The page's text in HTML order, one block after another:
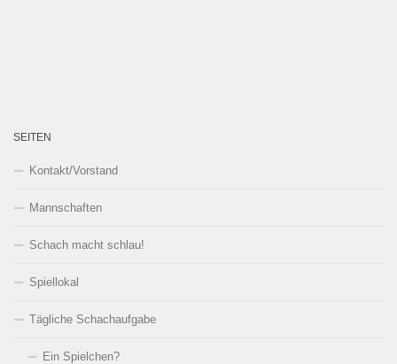
SEITEN
Kontakt/Vorstand
Mannschaften
Schach macht schlau!
Spiellokal
Tägliche Schachaufgabe
Ein Spielchen?